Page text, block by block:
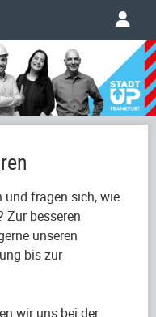
und fragen sich, wie
Zur besseren
unseren
bis zur
wir uns bei der